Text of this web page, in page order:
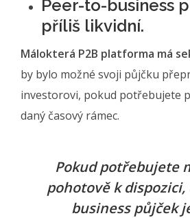
Peer-to-business
příliš likvidní.
Málokterá P2B platforma má
by bylo možné svoji půjčku
investorovi, pokud potřebujete
daný časový rámec.
Pokud potřebujete
pohotově k dispozici,
business půjček